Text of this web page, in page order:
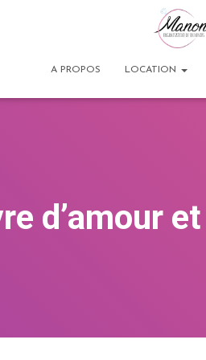
A PROPOS LOCATION
d’amour